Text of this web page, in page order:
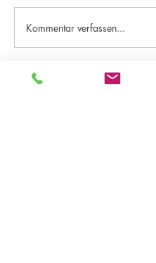
Kommentar verfassen...